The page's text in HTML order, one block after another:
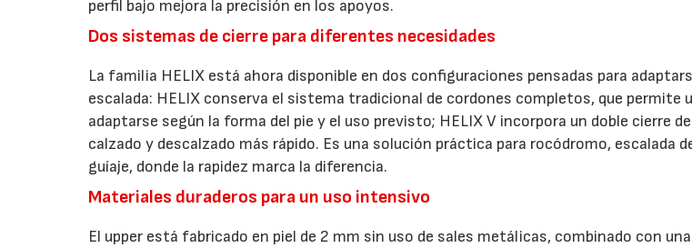
perfil bajo mejora la precisión en los apoyos.
Dos sistemas de cierre para diferentes necesidades
La familia HELIX está ahora disponible en dos configuraciones pensadas para
escalada: HELIX conserva el sistema tradicional de cordones completos, que permite
adaptarse según la forma del pie y el uso previsto; HELIX V incorpora un doble cierre
calzado y descalzado más rápido. Es una solución práctica para rocódromo, escalada
guíaje, donde la rapidez marca la diferencia.
Materiales duraderos para un uso intensivo
El upper está fabricado en piel de 2 mm sin uso de sales metálicas, combinado con